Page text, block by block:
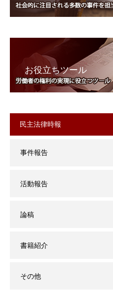
お役立ちツール
民主法律時報
事件報告
活動報告
論稿
書籍紹介
その他